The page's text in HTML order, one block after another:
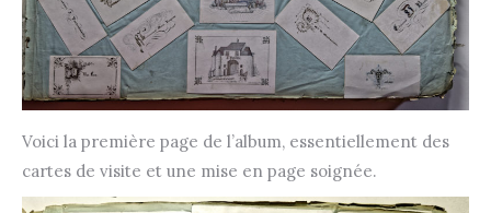
Voici la première page de l’album, essentiellement des
cartes de visite et une mise en page soignée.